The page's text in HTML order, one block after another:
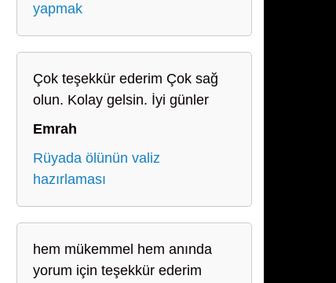
yapmak
Çok teşekkür ederim Çok sağ
olun. Kolay gelsin. İyi günler
Emrah
Rüyada ölünün valiz
hazırlaması
hem mükemmel hem anında
yorum için teşekkür ederim